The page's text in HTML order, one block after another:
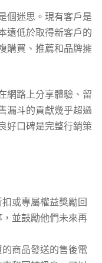
個迷思。現有客戶是
遠低於取得新客戶的
購買、推薦和品牌擁
網路上分享體驗、留
漏斗的貢獻幾乎超過
好口碑是完整行銷策
或專屬權益獎勵回
並鼓勵他們未來再
商品發送的售後電